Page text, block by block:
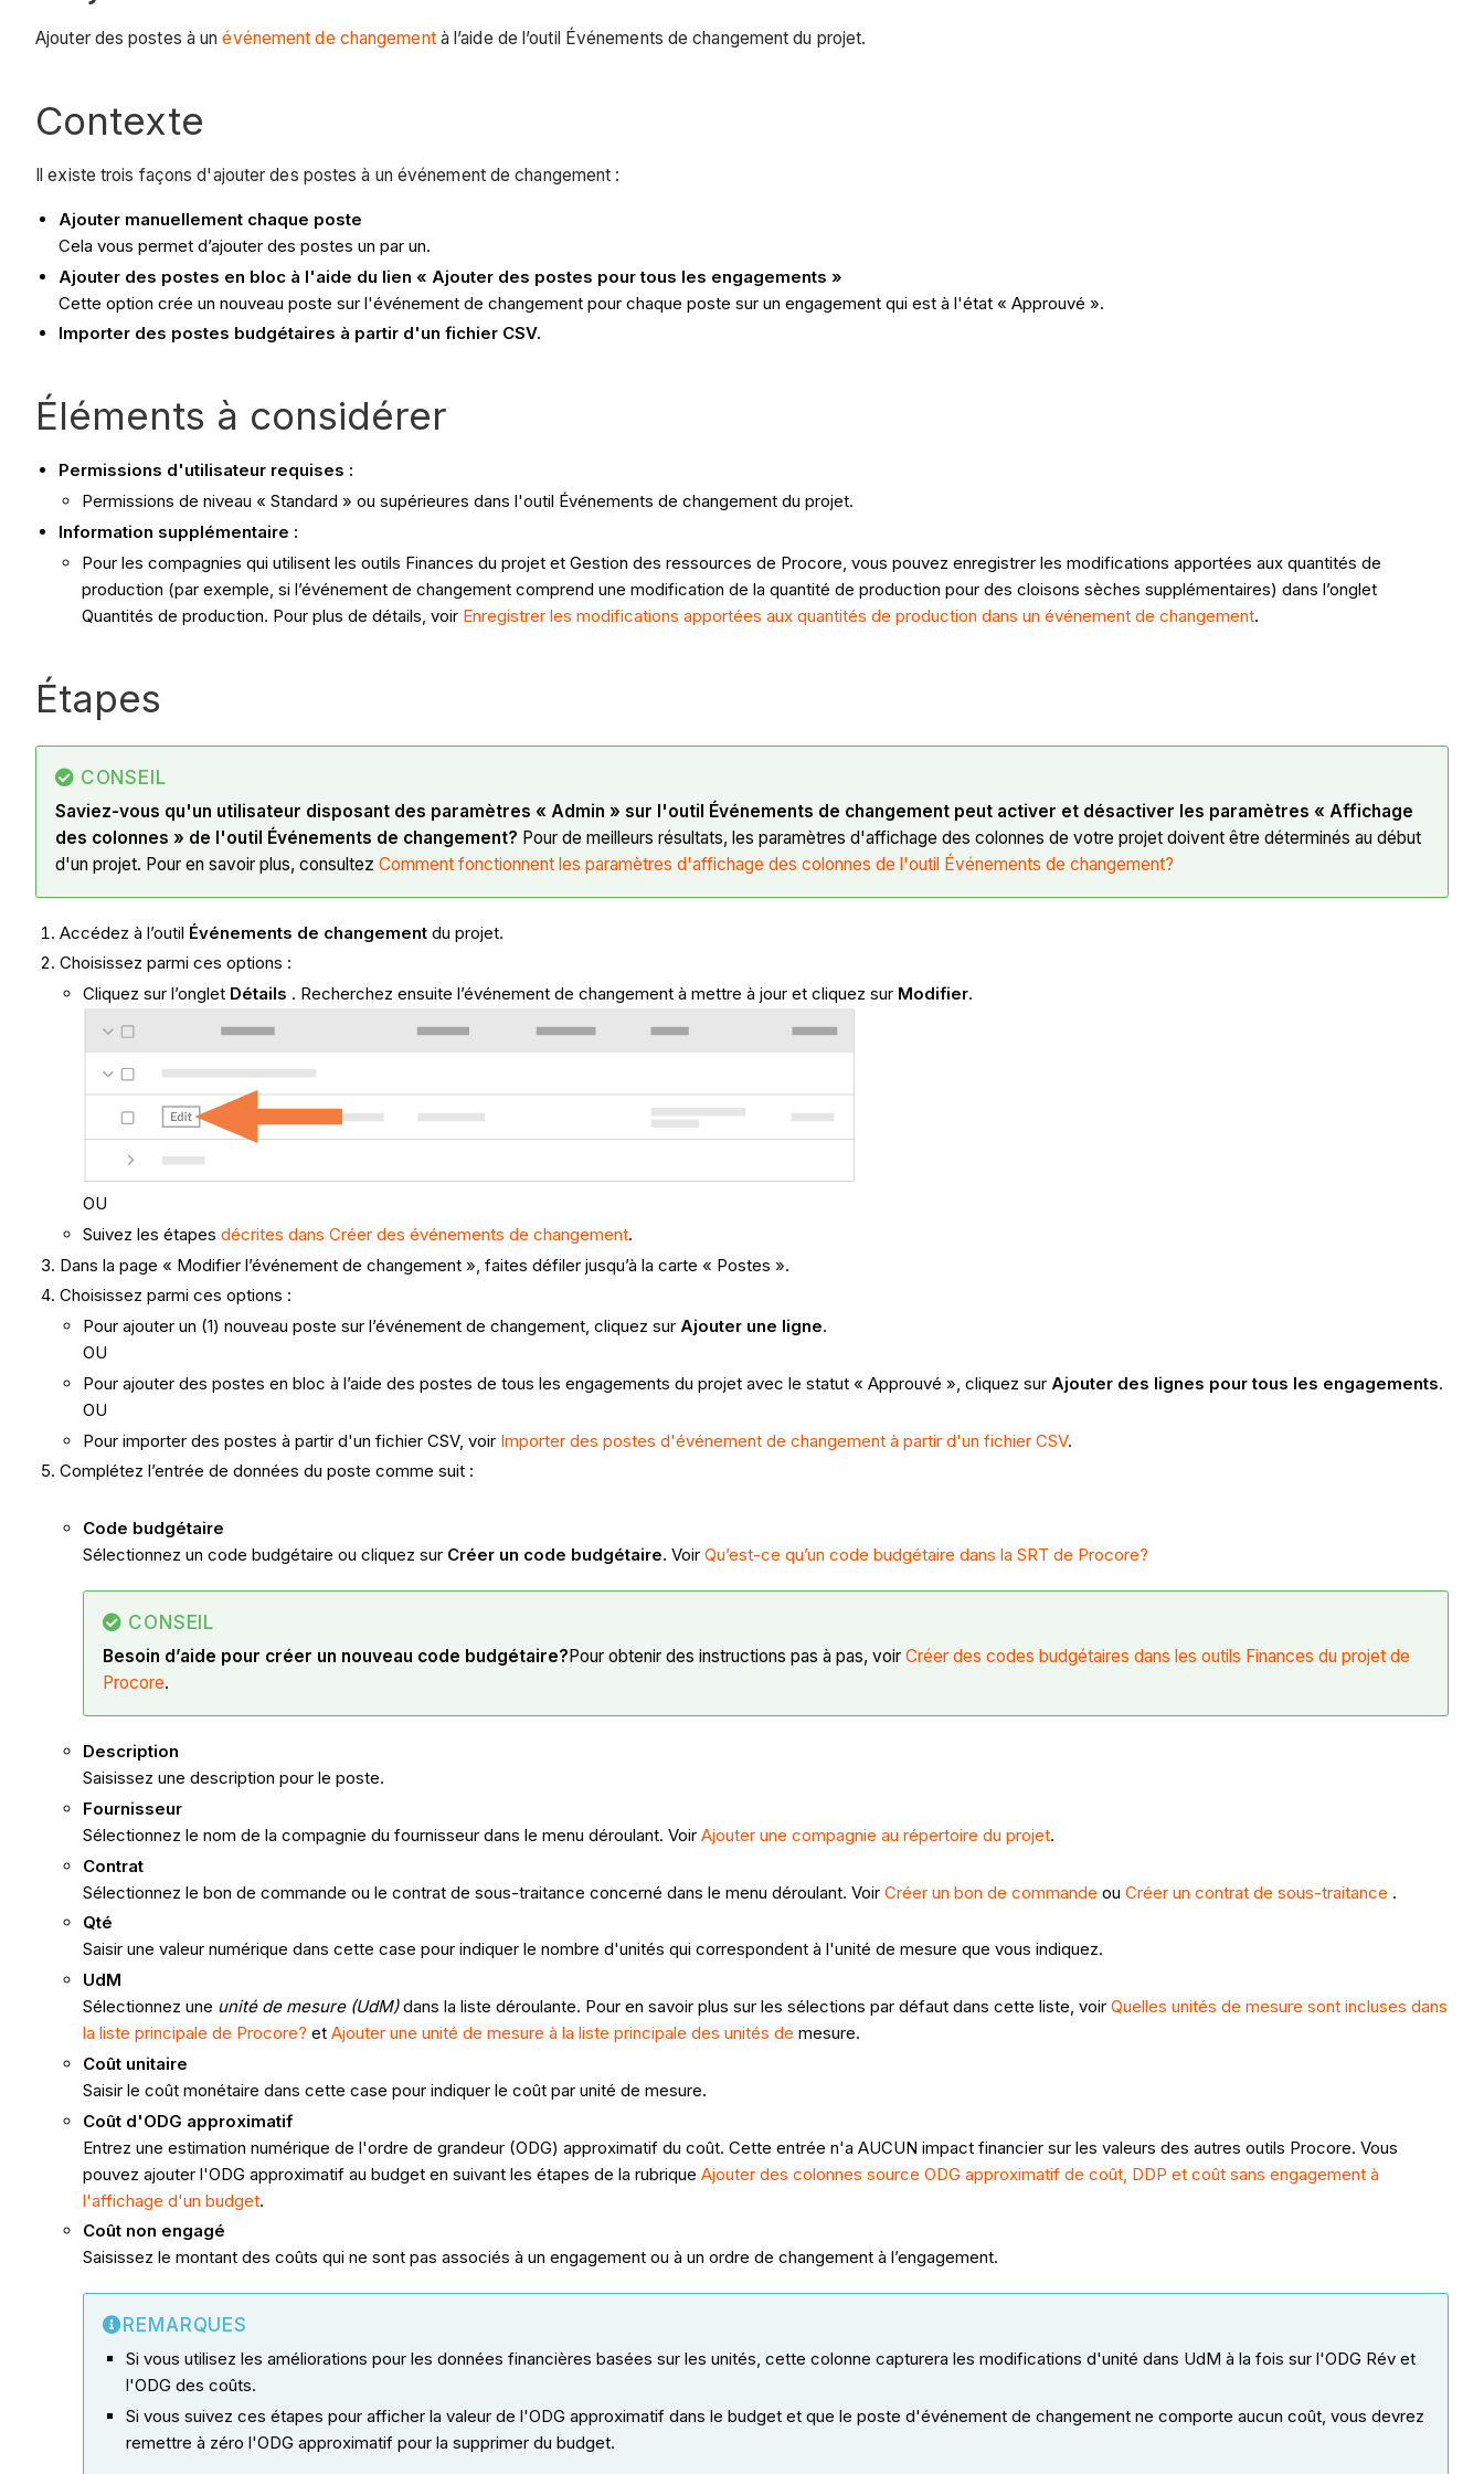
Ajouter des postes à unévénement de changementà l’aide de l’outil Événements de changement du projet.
Contexte
Il existe trois façons d'ajouter des postes à un événement de changement :
Ajouter manuellement chaque poste
Cela vous permet d’ajouter des postes un par un.
Ajouter des postes en bloc à l'aide du lien « Ajouter des postes pour tous les engagements »
Cette option crée un nouveau poste sur l'événement de changement pour chaque poste sur un engagement qui est à l'état « Approuvé ».
Importer des postes budgétaires à partir d'un fichier CSV.
Éléments à considérer
Permissions d'utilisateur requises :
Permissions de niveau « Standard » ou supérieures dans l'outil Événements de changement du projet.
Information supplémentaire :
Pour les compagnies qui utilisent les outils Finances du projet et Gestion des ressources de Procore, vous pouvez enregistrer les modifications apportées aux quantités de
production (par exemple, si l’événement de changement comprend une modification de la quantité de production pour des cloisons sèches supplémentaires) dans l’onglet
Quantités de production. Pour plus de détails, voir Enregistrer les modifications apportées aux quantités de production dans un événement de changement.
Étapes
CONSEIL
Saviez-vous qu'un utilisateur disposant des paramètres « Admin » sur l'outil Événements de changement peut activer et désactiver les paramètres « Affichage
des colonnes » de l'outil Événements de changement? Pour de meilleurs résultats, les paramètres d'affichage des colonnes de votre projet doivent être déterminés au début
d'un projet. Pour en savoir plus, consultez Comment fonctionnent les paramètres d'affichage des colonnes de l'outil Événements de changement?
Accédez à l’outil Événements de changement du projet.
Choisissez parmi ces options :
Cliquez sur l’onglet Détails . Recherchez ensuite l’événement de changement à mettre à jour et cliquez sur Modifier.
OU
Suivez les étapesdécrites dans Créer des événements de changement.
Dans la page « Modifier l’événement de changement », faites défiler jusqu’à la carte « Postes ».
Choisissez parmi ces options :
Pour ajouter un (1) nouveau poste sur l’événement de changement, cliquez sur Ajouter une ligne.
OU
Pour ajouter des postes en bloc à l’aide des postes de tous les engagements du projet avec le statut « Approuvé », cliquez sur Ajouter des lignes pour tous les engagements.
OU
Pour importer des postes à partir d'un fichier CSV, voir Importer des postes d'événement de changement à partir d'un fichier CSV.
Complétez l’entrée de données du poste comme suit :
Code budgétaire
Sélectionnez un code budgétaire ou cliquez sur Créer un code budgétaire. VoirQu’est-ce qu’un code budgétaire dans la SRT de Procore?
CONSEIL
Besoin d’aide pour créer un nouveau code budgétaire?Pour obtenir des instructions pas à pas, voirCréer des codes budgétaires dans les outils Finances du projet de
Procore.
Description
Saisissez une description pour le poste.
Fournisseur
Sélectionnez le nom de la compagnie du fournisseur dans le menu déroulant. VoirAjouter une compagnie au répertoire du projet.
Contrat
Sélectionnez le bon de commande ou le contrat de sous-traitance concerné dans le menu déroulant. VoirCréer un bon de commande ouCréer un contrat de sous-traitance .
Qté
Saisir une valeur numérique dans cette case pour indiquer le nombre d'unités qui correspondent à l'unité de mesure que vous indiquez.
UdM
Sélectionnez une unité de mesure (UdM)dans la liste déroulante. Pour en savoir plus sur les sélections par défaut dans cette liste, voirQuelles unités de mesure sont incluses dans
la liste principale de Procore? etAjouter une unité de mesure à la liste principale des unités de mesure.
Coût unitaire
Saisir le coût monétaire dans cette case pour indiquer le coût par unité de mesure.
Coût d'ODG approximatif
Entrez une estimation numérique de l'ordre de grandeur (ODG) approximatif du coût. Cette entrée n'a AUCUN impact financier sur les valeurs des autres outils Procore. Vous
pouvez ajouter l'ODG approximatif au budget en suivant les étapes de la rubriqueAjouter des colonnes source ODG approximatif de coût, DDP et coût sans engagement à
l'affichage d'un budget.
Coût non engagé
Saisissez le montant des coûts qui ne sont pas associés à un engagement ou à un ordre de changement à l’engagement.
REMARQUES
Si vous utilisez les améliorations pour les données financières basées sur les unités, cette colonne capturera les modifications d'unité dans UdM à la fois sur l'ODG Rév et
l'ODG des coûts.
Si vous suivez ces étapes pour afficher la valeur de l'ODG approximatif dans le budget et que le poste d'événement de changement ne comporte aucun coût, vous devrez
remettre à zéro l'ODG approximatif pour la supprimer du budget.